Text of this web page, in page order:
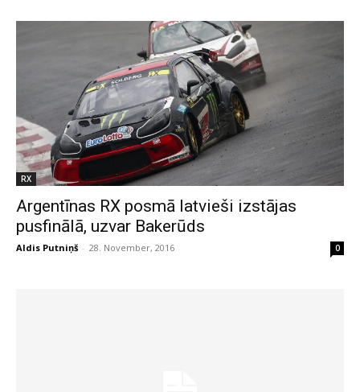
RX
Argentīnas RX posmā latvieši izstājas
pusfinālā, uzvar Bakerūds
Aldis Putniņš - 28. November, 2016 0